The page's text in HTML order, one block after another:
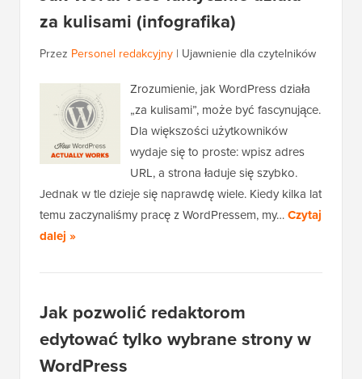
za kulisami (infografika)
Przez Personel redakcyjny | Ujawnienie dla czytelników
Zrozumienie, jak WordPress działa
„za kulisami”, może być fascynujące.
Dla większości użytkowników
wydaje się to proste: wpisz adres
URL, a strona ładuje się szybko.
Jednak w tle dzieje się naprawdę wiele. Kiedy kilka lat
temu zaczynaliśmy pracę z WordPressem, my…Czytaj
dalej »
Jak pozwolić redaktorom
edytować tylko wybrane strony w
WordPress